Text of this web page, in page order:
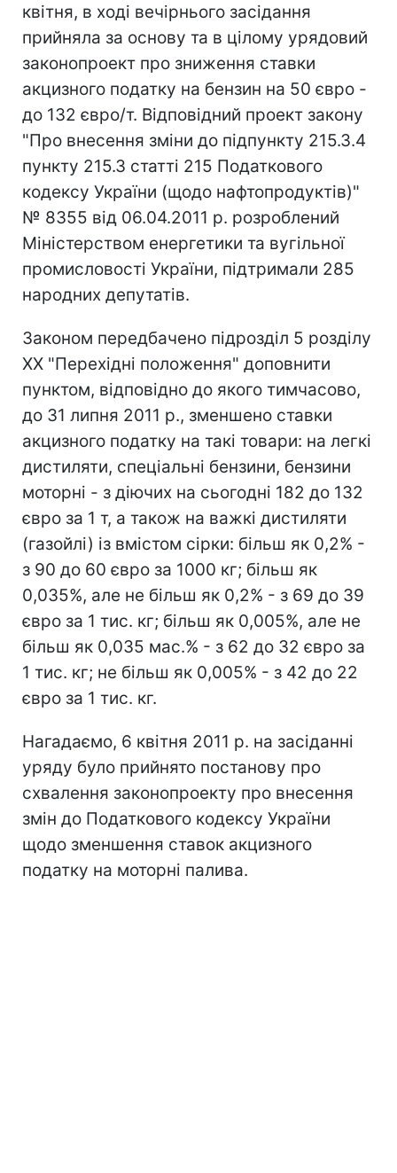
квітня, в ході вечірнього засідання
прийняла за основу та в цілому урядовий
законопроект про зниження ставки
акцизного податку на бензин на 50 євро -
до 132 євро/т. Відповідний проект закону
"Про внесення зміни до підпункту 215.3.4
пункту 215.3 статті 215 Податкового
кодексу України (щодо нафтопродуктів)"
№ 8355 від 06.04.2011 р. розроблений
Міністерством енергетики та вугільної
промисловості України, підтримали 285
народних депутатів.
Законом передбачено підрозділ 5 розділу
XX "Перехідні положення" доповнити
пунктом, відповідно до якого тимчасово,
до 31 липня 2011 р., зменшено ставки
акцизного податку на такі товари: на легкі
дистиляти, спеціальні бензини, бензини
моторні - з діючих на сьогодні 182 до 132
євро за 1 т, а також на важкі дистиляти
(газойлі) із вмістом сірки: більш як 0,2% -
з 90 до 60 євро за 1000 кг; більш як
0,035%, але не більш як 0,2% - з 69 до 39
євро за 1 тис. кг; більш як 0,005%, але не
більш як 0,035 мас.% - з 62 до 32 євро за
1 тис. кг; не більш як 0,005% - з 42 до 22
євро за 1 тис. кг.
Нагадаємо, 6 квітня 2011 р. на засіданні
уряду було прийнято постанову про
схвалення законопроекту про внесення
змін до Податкового кодексу України
щодо зменшення ставок акцизного
податку на моторні палива.